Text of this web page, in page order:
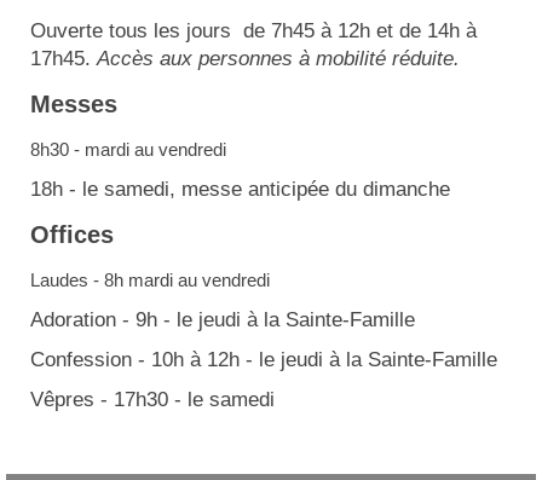
Ouverte tous les jours de 7h45 à 12h et de 14h à
17h45. Accès aux personnes à mobilité réduite.
Messes
8h30 - mardi au vendredi
18h - le samedi, messe anticipée du dimanche
Offices
Laudes - 8h mardi au vendredi
Adoration - 9h - le jeudi à la Sainte-Famille
Confession - 10h à 12h - le jeudi à la Sainte-Famille
Vêpres - 17h30 - le samedi